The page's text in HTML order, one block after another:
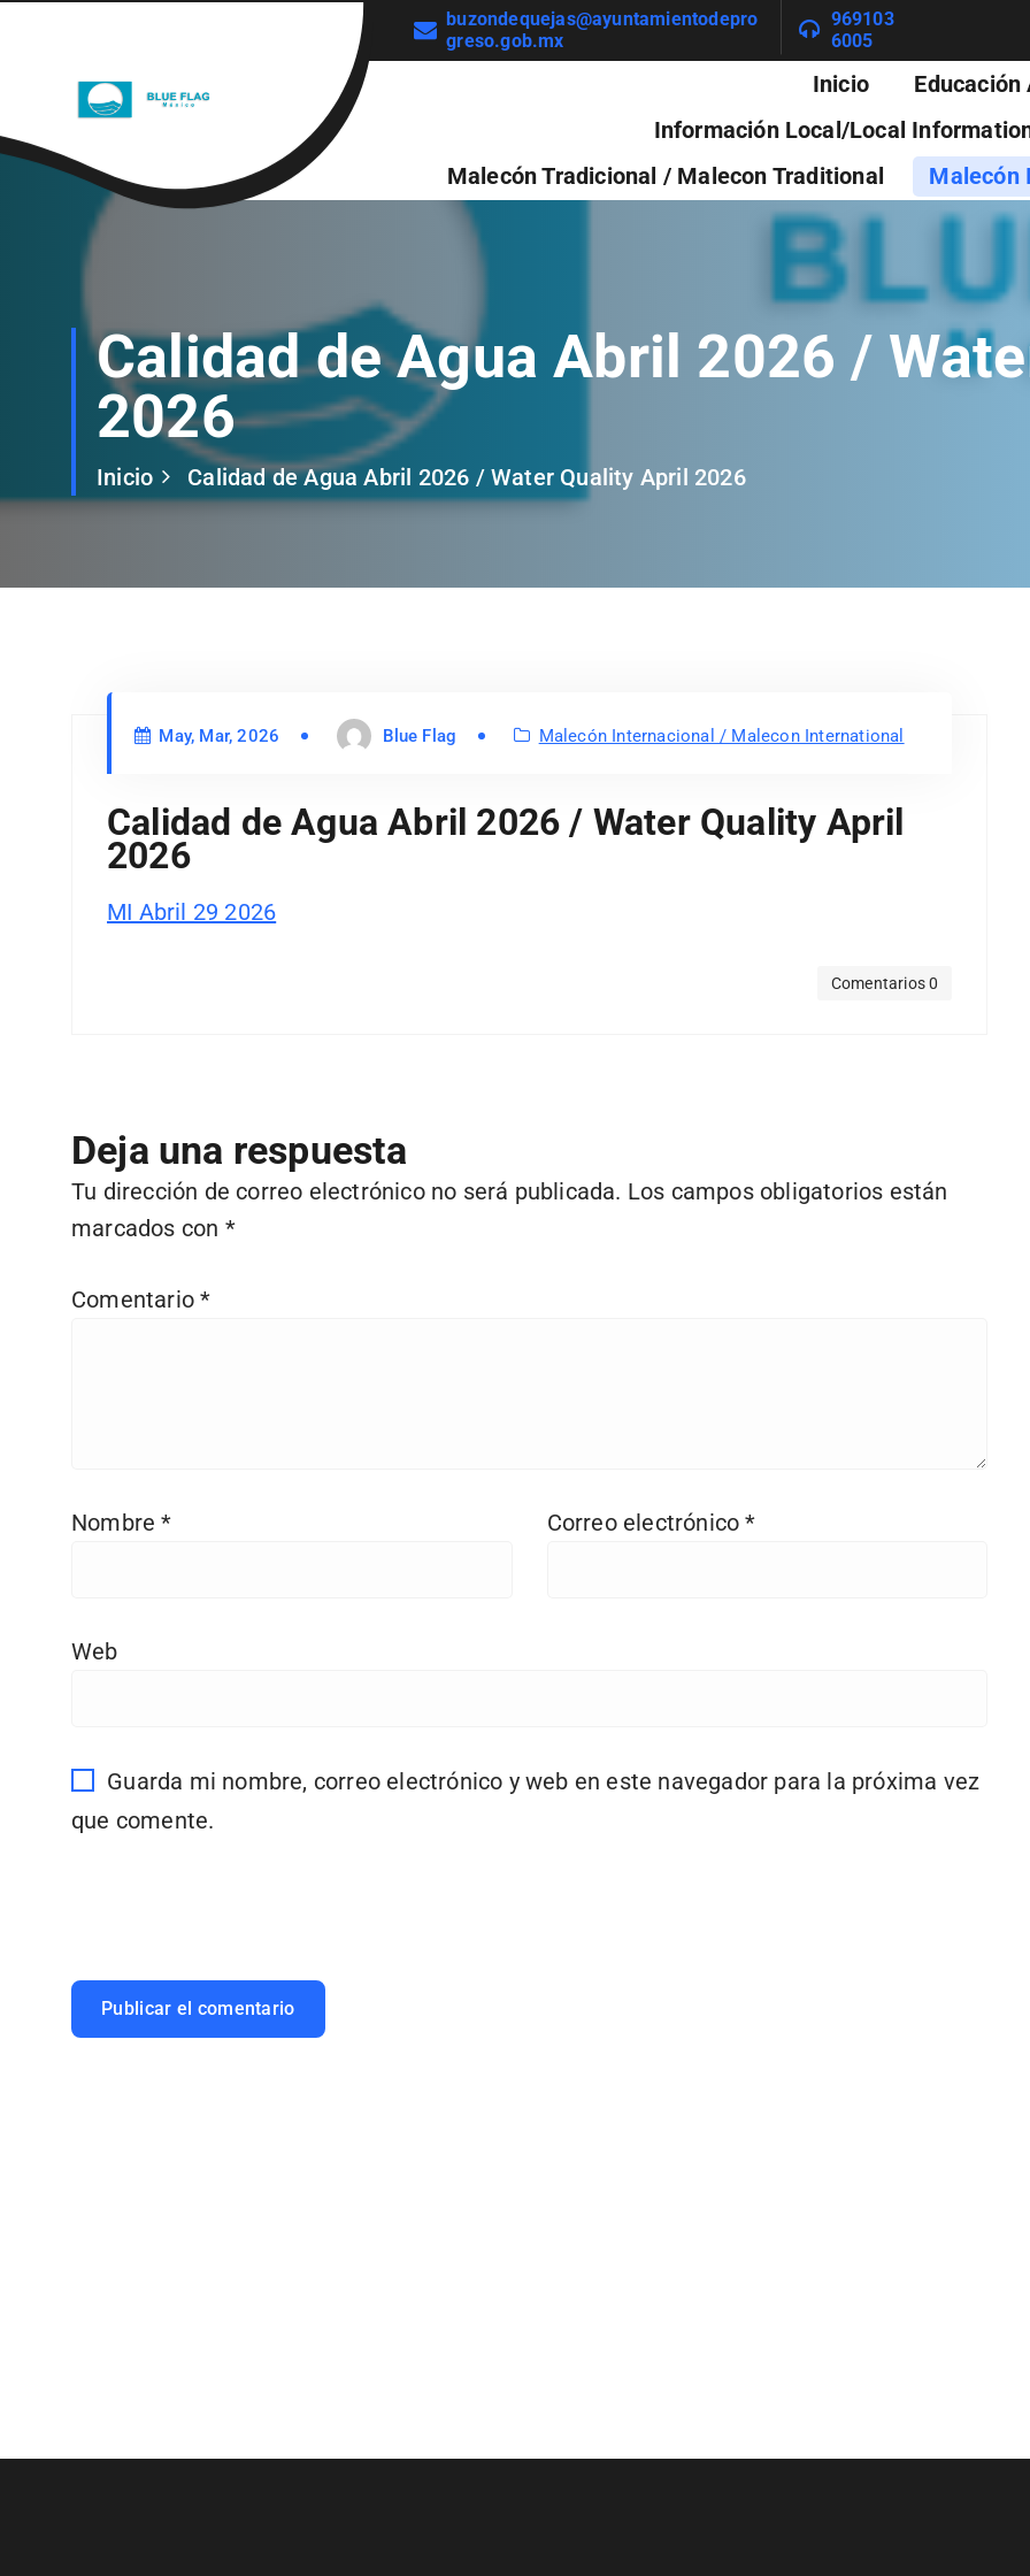
a
n
buzondequejas@ayuntamientodepro
greso.gob.mx
969103
6005
Inicio
Información Local/Local
Malecón Tradicional / Malecon Traditional
Malecón
Calidad de Agua Abril 2026 /
2026
Inicio Calidad de Agua Abril 2026 / Water Quality April 2026
May, Mar, 2026 Blue Flag Malecón Internacional / Malecon International
Calidad de Agua Abril 2026 / Water Quality April
2026
MI Abril 29 2026
Comentarios 0
Deja una respuesta
Tu dirección de correo electrónico no será publicada. Los campos obligatorios están
marcados con *
Comentario*
Nombre* Correo electrónico*
Web
Guarda mi nombre, correo electrónico y web en este navegador para la próxima vez
que comente.